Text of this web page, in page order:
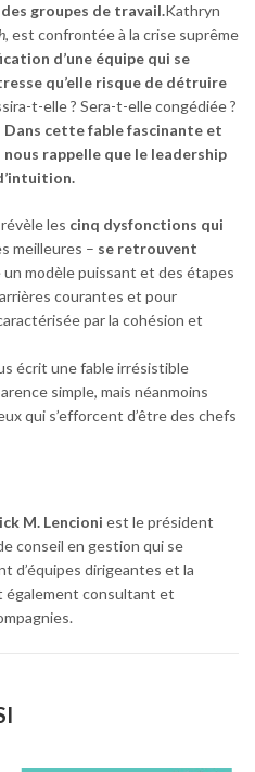
groupes de travail.Kathryn
, est confrontée à la crise suprême
d’une équipe qui se
qu’elle risque de détruire
t-elle ? Sera-t-elle congédiée ?
Dans cette fable fascinante et
rappelle que le leadership
les cinq dysfonctions qui
meilleures – se retrouvent
un modèle puissant et des étapes
courantes et pour
par la cohésion et
écrit une fable irrésistible
simple, mais néanmoins
qui s’efforcent d’être des chefs
M. Lencioni est le président
conseil en gestion qui se
d’équipes dirigeantes et la
également consultant et